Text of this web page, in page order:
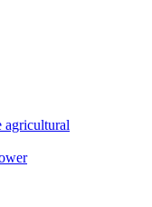
agricultural